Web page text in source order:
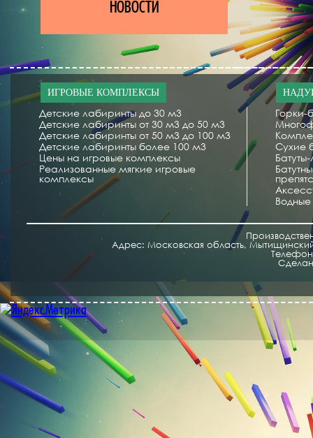
НОВОСТИ
ИГРОВЫЕ КОМПЛЕКСЫ
Детские лабиринты до 30 м3
Детские лабиринты от 30 м3 до 50 м3
Детские лабиринты от 50 м3 до 100 м3
Детские лабиринты более 100 м3
Цены на игровые комплексы
Реализованные мягкие игровые
комплексы
Горки-
Сухие
Водные
Адрес: Московская область,